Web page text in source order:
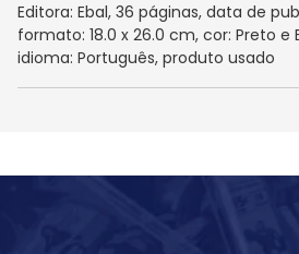
Editora: Ebal, 36 páginas, data de
formato: 18.0 x 26.0 cm, cor: Preto e
idioma: Português, produto usado